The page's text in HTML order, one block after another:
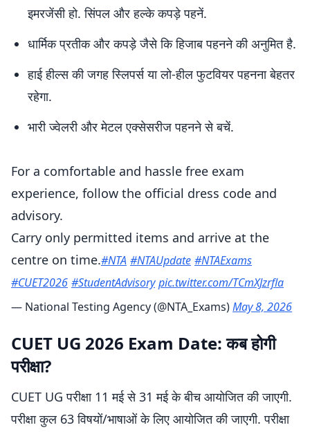
इमरजेंसी हो. सिंपल और हल्के कपड़े पहनें.
धार्मिक प्रतीक और कपड़े जैसे कि हिजाब पहनने की अनुमित है.
हाई हील्स की जगह स्लिपर्स या लो-हील फुटवियर पहनना बेहतर
रहेगा.
भारी ज्वेलरी और मेटल एक्सेसरीज पहनने से बचें.
For a comfortable and hassle free exam
experience, follow the official dress code and
advisory.
Carry only permitted items and arrive at the
centre on time.#NTA #NTAUpdate #NTAExams
#CUET2026 #StudentAdvisory pic.twitter.com/TCmXJzrfla
— National Testing Agency (@NTA_Exams)May 8, 2026
CUET UG 2026 Exam Date: कब होगी
परीक्षा?
CUET UG परीक्षा 11 मई से 31 मई के बीच आयोजित की जाएगी.
परीक्षा कुल 63 विषयों/भाषाओं के लिए आयोजित की जाएगी. परीक्षा